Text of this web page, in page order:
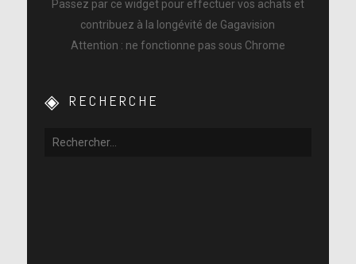
Passez par ce widget pour effectuer vos achats et
contribuez à la longévité de Gagavision
Attention : ne fonctionne pas sous Chrome
RECHERCHE